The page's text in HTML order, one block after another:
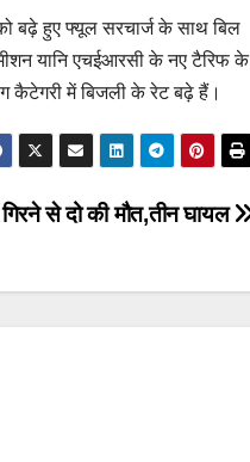
बढ़े हुए फ्यूल सरचार्ज के साथ बिल
यानि एचईआरसी के नए टैरिफ के
में बिजली के रेट बढ़े हैं।
से दो की मौत,तीन घायल